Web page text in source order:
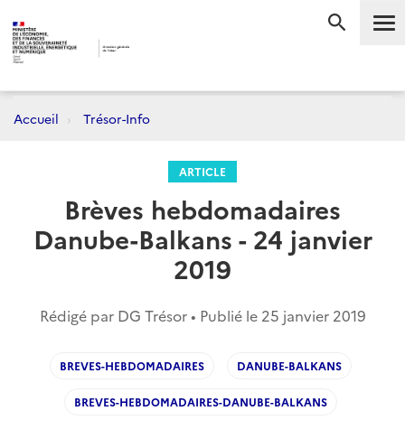
Accueil Trésor-Info
ARTICLE
Brèves hebdomadaires
Danube-Balkans - 24 janvier
2019
Rédigé par DG Trésor • Publié le 25 janvier 2019
BREVES-HEBDOMADAIRES DANUBE-BALKANS
BREVES-HEBDOMADAIRES-DANUBE-BALKANS